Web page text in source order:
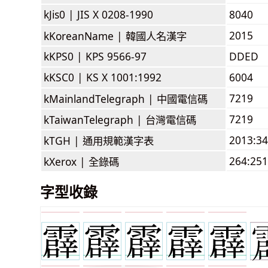
kJis0 | JIS X 0208-1990
8040
kKoreanName | 韓國人名漢字
2015
kKPS0 | KPS 9566-97
DDED
kKSC0 | KS X 1001:1992
6004
kMainlandTelegraph | 中國電信碼
7219
kTaiwanTelegraph | 台灣電信碼
7219
kTGH | 通用規範漢字表
kXerox | 全錄碼 264:251
字型收錄